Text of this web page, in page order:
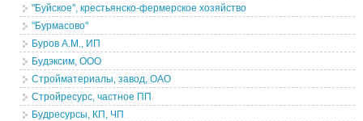
"Буйское", крестьянско-фермерское хозяйство
"Бурмасово"
Буров А.М., ИП
Будэксим, ООО
Стройматериалы, завод, ОАО
Стройресурс, частное ПП
Будресурсы, КП, ЧП